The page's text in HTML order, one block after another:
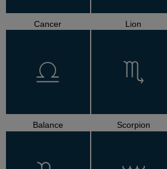
Cancer Lion
Balance Scorpion